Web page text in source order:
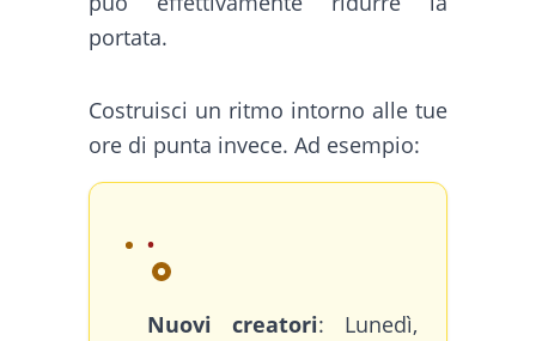
portata.
Costruisci un ritmo intorno alle tue
ore di punta invece. Ad esempio:
Nuovi creatori: Lunedì,